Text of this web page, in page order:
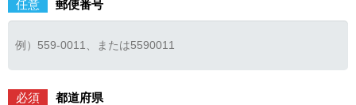
任意 郵便番号
必須 都道府県